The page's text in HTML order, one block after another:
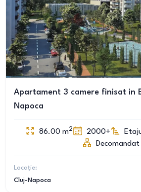
Apartament 3 camere finisat in
Napoca
86.00 m2 2000+
Decomandat
Locație:
Cluj-Napoca